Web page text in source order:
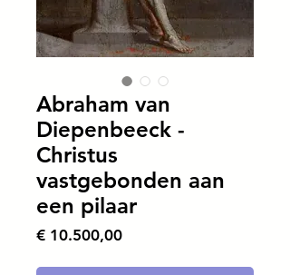
Abraham van
Diepenbeeck -
Christus
vastgebonden aan
een pilaar
€ 10.500,00Prijs